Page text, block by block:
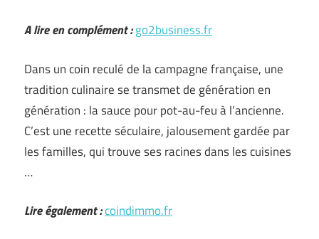
A lire en complément :go2business.fr
Dans un coin reculé de la campagne française, une
tradition culinaire se transmet de génération en
génération : la sauce pour pot-au-feu à l’ancienne.
C’est une recette séculaire, jalousement gardée par
les familles, qui trouve ses racines dans les cuisines
…
Lire également :coindimmo.fr